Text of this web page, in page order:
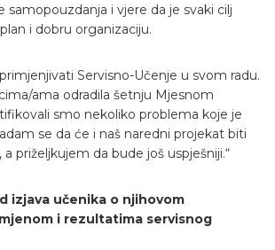
samopouzdanja i vjere da je svaki cilj
i dobru organizaciju.
Servisno-Učenje u svom radu.
ama odradila šetnju Mjesnom
smo nekoliko problema koje je
se da će i naš naredni projekat biti
a priželjkujem da bude još uspješniji.“
izjava učenika o njihovom
i rezultatima servisnog